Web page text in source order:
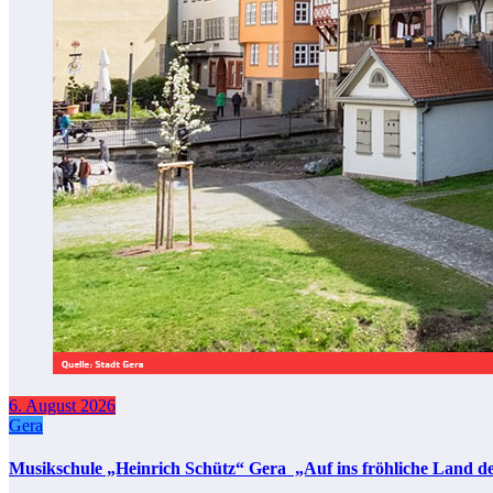
6. August 2026
Gera
Musikschule „Heinrich Schütz“ Gera „Auf ins fröhliche Land